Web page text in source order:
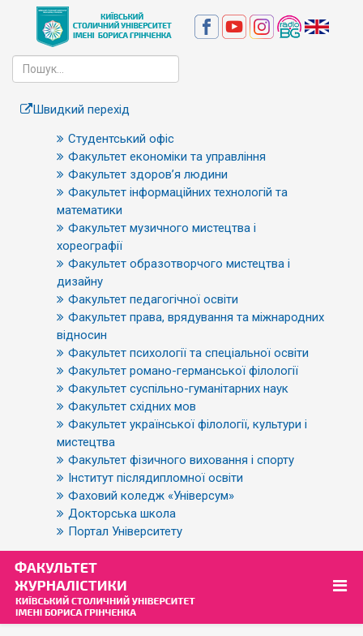
Швидкий перехід
Студентський офіс
Факультет економіки та управління
Факультет здоров’я людини
Факультет інформаційних технологій та
математики
Факультет музичного мистецтва і
хореографії
Факультет образотворчого мистецтва і
дизайну
Факультет педагогічної освіти
Факультет права, врядування та міжнародних
відносин
Факультет психології та спеціальної освіти
Факультет романо-германської філології
Факультет суспільно-гуманітарних наук
Факультет східних мов
Факультет української філології, культури і
мистецтва
Факультет фізичного виховання і спорту
Інститут післядипломної освіти
Фаховий коледж «Універсум»
Докторська школа
Портал Університету